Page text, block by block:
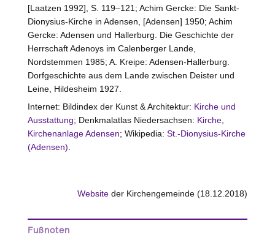
[Laatzen 1992], S. 119–121; Achim Gercke: Die Sankt-
Dionysius-Kirche in Adensen, [Adensen] 1950; Achim
Gercke: Adensen und Hallerburg. Die Geschichte der
Herrschaft Adenoys im Calenberger Lande,
Nordstemmen 1985; A. Kreipe: Adensen-Hallerburg.
Dorfgeschichte aus dem Lande zwischen Deister und
Leine, Hildesheim 1927.
Internet: Bildindex der Kunst & Architektur: Kirche und
Ausstattung; Denkmalatlas Niedersachsen: Kirche,
Kirchenanlage Adensen; Wikipedia: St.-Dionysius-Kirche
(Adensen)
Website der Kirchengemeinde (18.12.2018)
Fußnoten